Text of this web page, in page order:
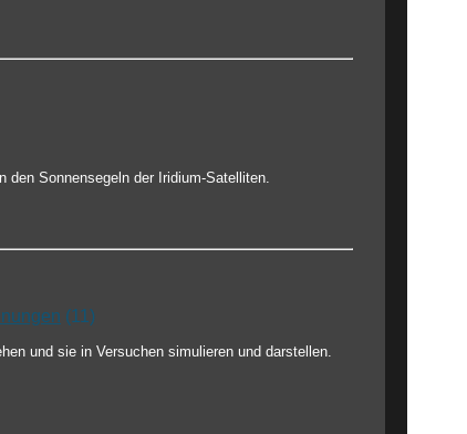
Sonnensegeln der Iridium-Satelliten.
(11)
und sie in Versuchen simulieren und darstellen.